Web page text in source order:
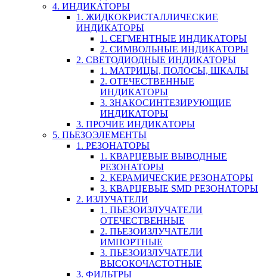
4. ИНДИКАТОРЫ
1. ЖИДКОКРИСТАЛЛИЧЕСКИЕ
ИНДИКАТОРЫ
1. СЕГМЕНТНЫЕ ИНДИКАТОРЫ
2. СИМВОЛЬНЫЕ ИНДИКАТОРЫ
2. СВЕТОДИОДНЫЕ ИНДИКАТОРЫ
1. МАТРИЦЫ, ПОЛОСЫ, ШКАЛЫ
2. ОТЕЧЕСТВЕННЫЕ
ИНДИКАТОРЫ
3. ЗНАКОСИНТЕЗИРУЮЩИЕ
ИНДИКАТОРЫ
3. ПРОЧИЕ ИНДИКАТОРЫ
5. ПЬЕЗОЭЛЕМЕНТЫ
1. РЕЗОНАТОРЫ
1. КВАРЦЕВЫЕ ВЫВОДНЫЕ
РЕЗОНАТОРЫ
2. КЕРАМИЧЕСКИЕ РЕЗОНАТОРЫ
3. КВАРЦЕВЫЕ SMD РЕЗОНАТОРЫ
2. ИЗЛУЧАТЕЛИ
1. ПЬЕЗОИЗЛУЧАТЕЛИ
ОТЕЧЕСТВЕННЫЕ
2. ПЬЕЗОИЗЛУЧАТЕЛИ
ИМПОРТНЫЕ
3. ПЬЕЗОИЗЛУЧАТЕЛИ
ВЫСОКОЧАСТОТНЫЕ
3. ФИЛЬТРЫ